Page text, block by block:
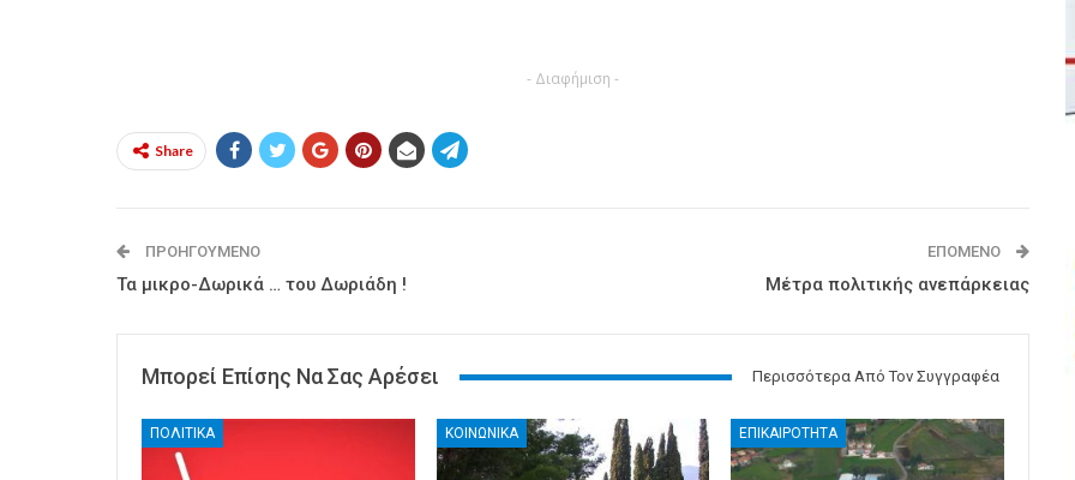
- Διαφήμιση -
Share
ΠΡΟΗΓΟΎΜΕΝΟ
Τα μικρο-Δωρικά … του Δωριάδη !
ΕΠΌΜΕΝΟ
Μέτρα πολιτικής ανεπάρκειας
Μπορεί Επίσης Να Σας Αρέσει Περισσότερα Από Τον Συγγραφέα
ΠΟΛΙΤΙΚΑ ΚΟΙΝΩΝΙΚΑ ΕΠΙΚΑΙΡΟΤΗΤΑ